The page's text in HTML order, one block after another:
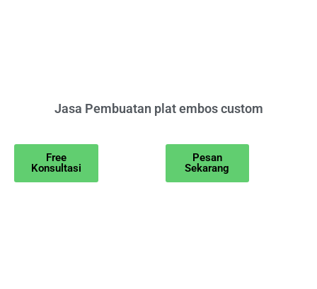
Jasa Pembuatan plat embos custom
Free
Konsultasi
Pesan
Sekarang